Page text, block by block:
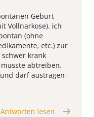
Geburt
Vollnarkose). ich
(ohne
etc.) zur
krank
abtreiben.
darf austragen -
lesen